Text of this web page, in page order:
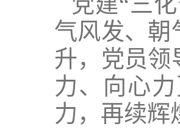
气风发、朝
升，党员领
力、向心
力，再续辉